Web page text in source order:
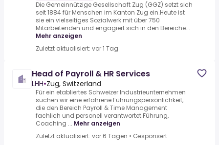
Die Gemeinnützige Gesellschaft Zug (GGZ) setzt sich
seit 1884 für Menschen im Kanton Zug ein.Heute ist
sie ein vielseitiges Sozialwerk mit über 750
Mitarbeitenden und engagiert sich in den Bereiche...
Mehr anzeigen
Zuletzt aktualisiert: vor 1 Tag
Head of Payroll & HR Services
LHH•Zug, Switzerland
Für ein etabliertes Schweizer Industrieunternehmen
suchen wir eine erfahrene Führungspersönlichkeit,
die den Bereich Payroll & Time Management
fachlich und personell verantwortet.Führung,
Coaching ... Mehr anzeigen
Zuletzt aktualisiert: vor 6 Tagen • Gesponsert